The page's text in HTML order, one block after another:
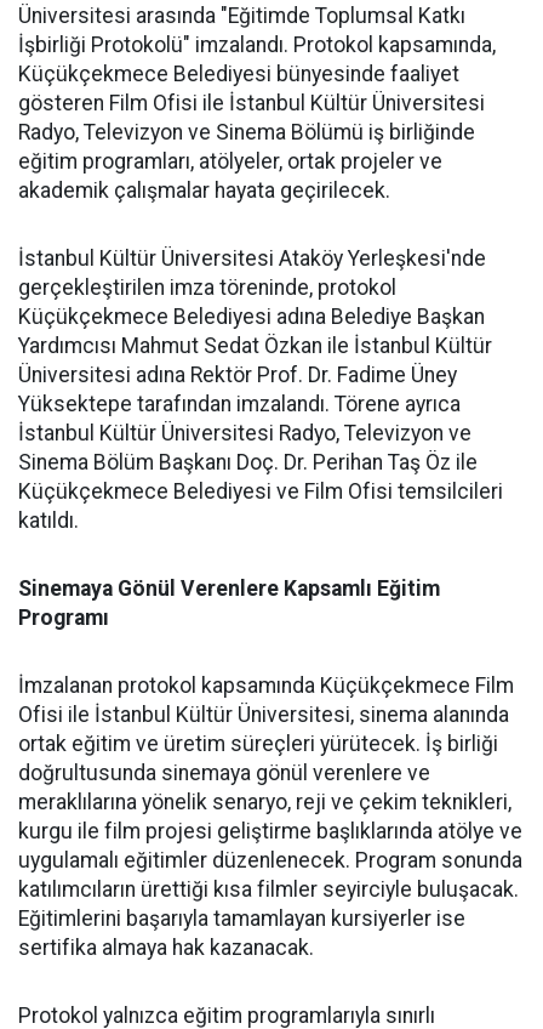
Üniversitesi arasında "Eğitimde Toplumsal Katkı
İşbirliği Protokolü" imzalandı. Protokol kapsamında,
Küçükçekmece Belediyesi bünyesinde faaliyet
gösteren Film Ofisi ile İstanbul Kültür Üniversitesi
Radyo, Televizyon ve Sinema Bölümü iş birliğinde
eğitim programları, atölyeler, ortak projeler ve
akademik çalışmalar hayata geçirilecek.
İstanbul Kültür Üniversitesi Ataköy Yerleşkesi'nde
gerçekleştirilen imza töreninde, protokol
Küçükçekmece Belediyesi adına Belediye Başkan
Yardımcısı Mahmut Sedat Özkan ile İstanbul Kültür
Üniversitesi adına Rektör Prof. Dr. Fadime Üney
Yüksektepe tarafından imzalandı. Törene ayrıca
İstanbul Kültür Üniversitesi Radyo, Televizyon ve
Sinema Bölüm Başkanı Doç. Dr. Perihan Taş Öz ile
Küçükçekmece Belediyesi ve Film Ofisi temsilcileri
katıldı.
Sinemaya Gönül Verenlere Kapsamlı Eğitim
Programı
İmzalanan protokol kapsamında Küçükçekmece Film
Ofisi ile İstanbul Kültür Üniversitesi, sinema alanında
ortak eğitim ve üretim süreçleri yürütecek. İş birliği
doğrultusunda sinemaya gönül verenlere ve
meraklılarına yönelik senaryo, reji ve çekim teknikleri,
kurgu ile film projesi geliştirme başlıklarında atölye ve
uygulamalı eğitimler düzenlenecek. Program sonunda
katılımcıların ürettiği kısa filmler seyirciyle buluşacak.
Eğitimlerini başarıyla tamamlayan kursiyerler ise
sertifika almaya hak kazanacak.
Protokol yalnızca eğitim programlarıyla sınırlı